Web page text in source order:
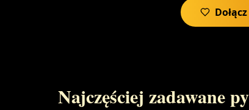
Najczęściej zadawane